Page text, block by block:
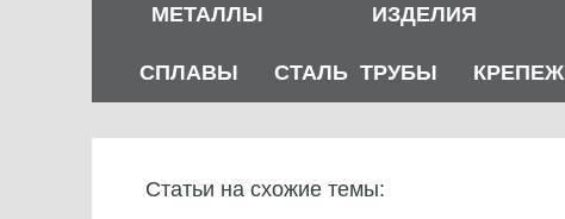
МЕТАЛЛЫ
СПЛАВЫ СТАЛЬ
ИЗДЕЛИЯ
ТРУБЫ КРЕПЕЖ
Статьи на схожие темы: